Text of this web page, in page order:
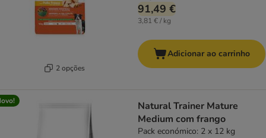
2 opções
91,49 €
3,81 € / kg
Adicionar ao carrinho
Natural Trainer Mature
Medium com frango
Pack económico: 2 x 12 kg